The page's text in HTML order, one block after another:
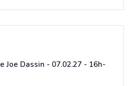
Joe Dassin - 07.02.27 - 16h-